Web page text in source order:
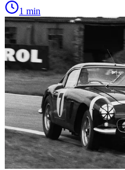
1 min